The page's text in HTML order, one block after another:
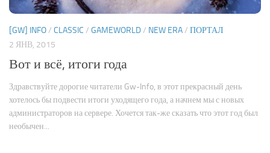
[GW] INFO/ CLASSIC / GAMEWORLD/ NEW ERA/ ПОРТАЛ
2 ЯНВ, 2015
Вот и всё, итоги года
Здравствуйте дорогие читатели Gw-Info, в этот прекрасный день
хотелось бы подвести итоги уходящего года, а начнем мы с новых
администраторов на сервере. Хочется так-же сказать что этот год был
необычен...